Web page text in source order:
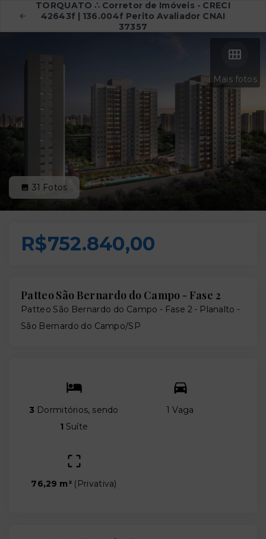
TORQUATO ∴ Corretor de Imóveis - CRECI
42643f | 136.004f Perito Avaliador CNAI
37357
Mais fotos
31 Fotos
R$752.840,00
Patteo São Bernardo do Campo - Fase 2
Patteo São Bernardo do Campo - Fase 2 - Planalto -
São Bernardo do Campo/SP
3 Dormitórios, sendo
1 Suíte
1 Vaga
76,29 m² ( Privativa)